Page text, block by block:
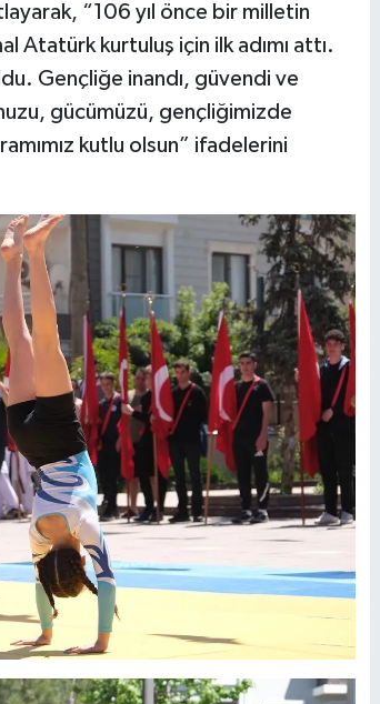
“106 yıl önce bir milletin
Atatürk kurtuluş için ilk adımı attı.
Gençliğe inandı, güvendi ve
gücümüzü, gençliğimizde
kutlu olsun” ifadelerini